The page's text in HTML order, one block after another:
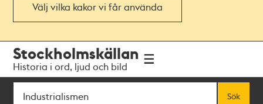
Välj vilka kakor vi får använda
navigationen
huvudinnehållet
Stockholmskällan
Historia i ord, ljud och bild
Sök
Sök